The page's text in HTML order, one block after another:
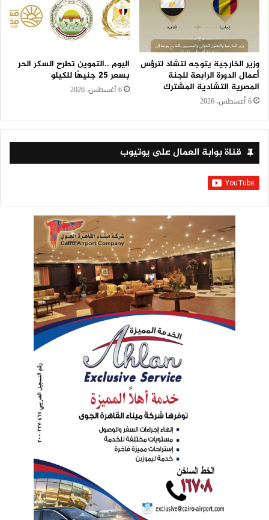
وزير الخارجية يتوجه لتشاد لترؤس
أعمال الدورة الرابعة للجنة
المصرية التشادية المشترك
6 أغسطس، 2026
اليوم ..التموين تطرح السكر الحر
بسعر 25 جنيهًا للكيلو
6 أغسطس، 2026
قناة بوابة العمال على يوتيوب